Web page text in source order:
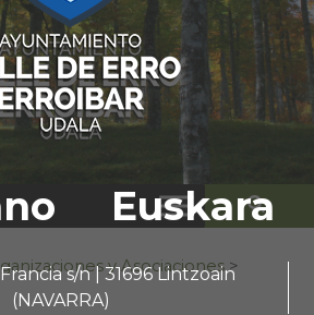
Euskara
s/n | 31696 Lintzoain
(NAVARRA)
y Asociaciones >